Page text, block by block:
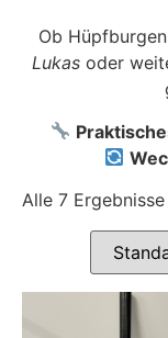
Ob
Lukasoder
Alle 7